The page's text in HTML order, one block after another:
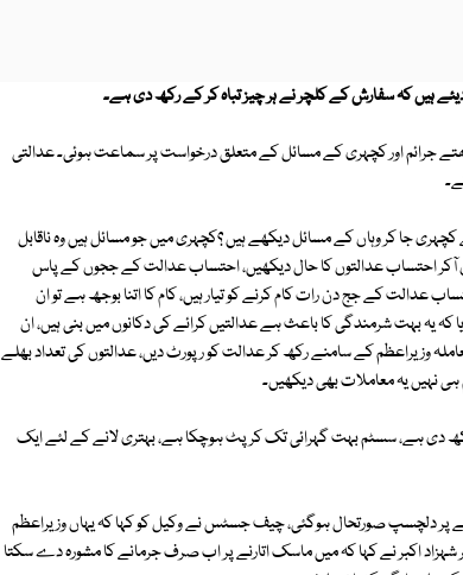
ہیں کہ سفارش کے کلچر نے ہر چیز تباہ کر کے رکھ دی ہے۔
جرائم اور کچہری کے مسائل کے متعلق درخواست پر سماعت ہوئی۔ عدالتی
جا کر وہاں کے مسائل دیکھے ہیں ؟کچہری میں جو مسائل ہیں وہ ناقابل
احتساب عدالتوں کا حال دیکھیں، احتساب عدالت کے ججوں کے پاس
کے جج دن رات کام کرنے کو تیار ہیں، کام کا اتنا بوجھ ہے تو ان
کہ یہ بہت شرمندگی کا باعث ہے عدالتیں کرائے کی دکانوں میں بنی ہیں، ان
وزیراعظم کے سامنے رکھ کر عدالت کو رپورٹ دیں، عدالتوں کی تعداد بھلے
ہی نہیں یہ معاملات بھی دیکھیں۔
دی ہے، سسٹم بہت گہرائی تک کرپٹ ہوچکا ہے، بہتری لانے کے لئے ایک
دلچسپ صورتحال ہوگئی، چیف جسٹس نے وکیل کو کہا کہ یہاں وزیراعظم
اکبر نے کہا کہ میں ماسک اتارنے پر اب صرف جرمانے کا مشورہ دے سکتا